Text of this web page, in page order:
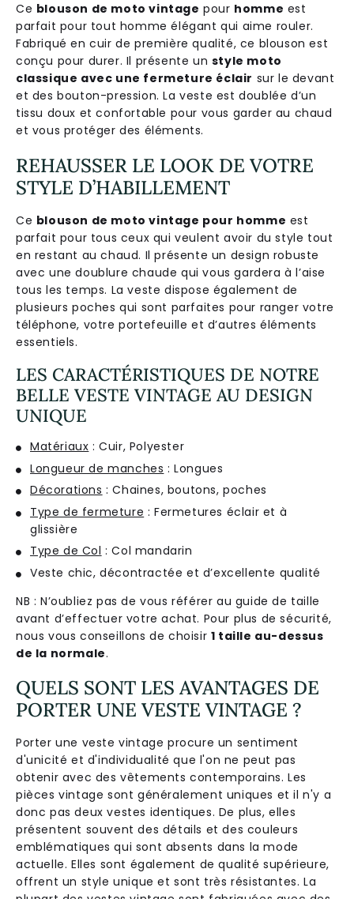
Ce blouson de moto vintage pour homme est
parfait pour tout homme élégant qui aime rouler.
Fabriqué en cuir de première qualité, ce blouson est
conçu pour durer. Il présente un style moto
classique avec une fermeture éclair sur le devant
et des bouton-pression. La veste est doublée d’un
tissu doux et confortable pour vous garder au chaud
et vous protéger des éléments.
REHAUSSER LE LOOK DE VOTRE
STYLE D’HABILLEMENT
Ce blouson de moto vintage pour homme est
parfait pour tous ceux qui veulent avoir du style tout
en restant au chaud. Il présente un design robuste
avec une doublure chaude qui vous gardera à l’aise
tous les temps. La veste dispose également de
plusieurs poches qui sont parfaites pour ranger votre
téléphone, votre portefeuille et d’autres éléments
essentiels.
LES CARACTÉRISTIQUES DE NOTRE
BELLE VESTE VINTAGE AU DESIGN
UNIQUE
Matériaux : Cuir, Polyester
Longueur de manches : Longues
Décorations : Chaines, boutons, poches
Type de fermeture : Fermetures éclair et à
glissière
Type de Col : Col mandarin
Veste chic, décontractée et d’excellente qualité
NB : N’oubliez pas de vous référer au guide de taille
avant d’effectuer votre achat. Pour plus de sécurité,
nous vous conseillons de choisir 1 taille au-dessus
de la normale.
QUELS SONT LES AVANTAGES DE
PORTER UNE VESTE VINTAGE ?
Porter une veste vintage procure un sentiment
d'unicité et d'individualité que l'on ne peut pas
obtenir avec des vêtements contemporains. Les
pièces vintage sont généralement uniques et il n'y a
donc pas deux vestes identiques. De plus, elles
présentent souvent des détails et des couleurs
emblématiques qui sont absents dans la mode
actuelle. Elles sont également de qualité supérieure,
offrent un style unique et sont très résistantes. La